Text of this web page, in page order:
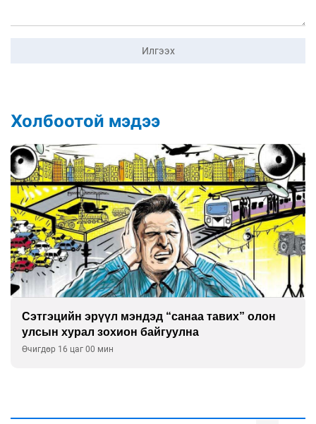
Илгээх
Холбоотой мэдээ
Сэтгэцийн эрүүл мэндэд “санаа тавих” олон
улсын хурал зохион байгуулна
Өчигдөр 16 цаг 00 мин